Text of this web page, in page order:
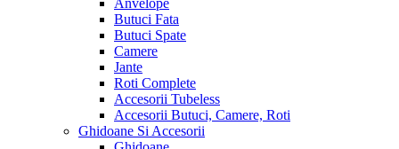
Anvelope
Butuci Fata
Butuci Spate
Camere
Jante
Roti Complete
Accesorii Tubeless
Accesorii Butuci, Camere, Roti
Ghidoane Si Accesorii